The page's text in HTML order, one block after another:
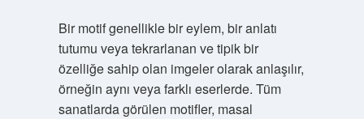
Bir motif genellikle bir eylem, bir anlatı
tutumu veya tekrarlanan ve tipik bir
özelliğe sahip olan imgeler olarak anlaşılır,
örneğin aynı veya farklı eserlerde. Tüm
sanatlarda görülen motifler, masal